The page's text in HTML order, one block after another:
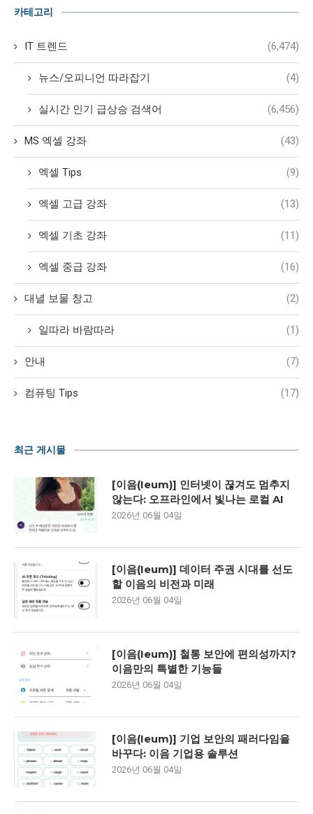
카테고리
IT 트렌드 (6,474)
뉴스/오피니언 따라잡기 (4)
실시간 인기 급상승 검색어 (6,456)
MS 엑셀 강좌 (43)
엑셀 Tips (9)
엑셀 고급 강좌 (13)
엑셀 기초 강좌 (11)
엑셀 중급 강좌 (16)
대녈 보물 창고 (2)
일따라 바람따라 (1)
안내 (7)
컴퓨팅 Tips (17)
최근 게시물
[이음(Ieum)] 인터넷이 끊겨도 멈추지
않는다: 오프라인에서 빛나는 로컬 AI
2026년 06월 04일
[이음(Ieum)] 데이터 주권 시대를 선도
할 이음의 비전과 미래
2026년 06월 04일
[이음(Ieum)] 철통 보안에 편의성까지?
이음만의 특별한 기능들
2026년 06월 04일
[이음(Ieum)] 기업 보안의 패러다임을
바꾸다: 이음 기업용 솔루션
2026년 06월 04일